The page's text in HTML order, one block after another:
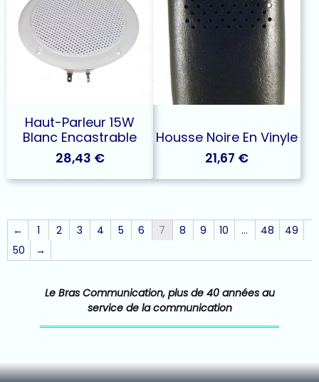
Haut-Parleur 15W
Blanc Encastrable
28,43 €
Housse Noire En Vinyle
21,67 €
← 1 2 3 4 5 6 7 8 9 10 … 48
49
50
→
Le Bras Communication, plus de 40 années au
service de la communication